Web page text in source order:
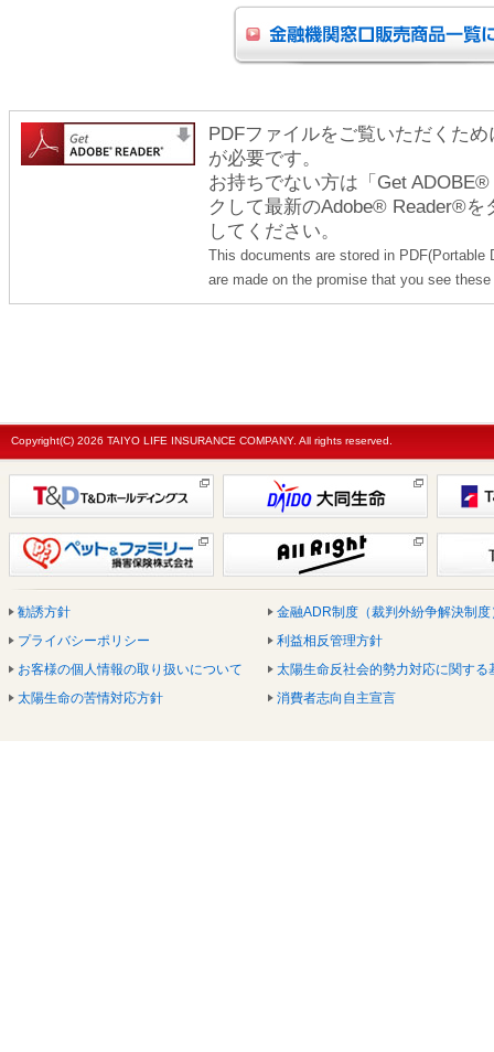
PDFファイルをご覧いただくた
が必要です。
お持ちでない方は「Get
クして最新のAdobe® Reader®
してください。
This documents are stored in
are made on the promise that you see
Copyright(C) 2026 TAIYO LIFE INSURANCE COMPANY. All rights reserved.
勧誘方針
プライバシーポリシー
お客様の個人情報の取り扱いについて
太陽生命の苦情対応方針
金融ADR制度（裁判外紛争解決制度
利益相反管理方針
太陽生命反社会的勢力対応に関する
消費者志向自主宣言